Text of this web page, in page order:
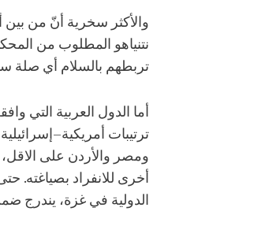
نتنياهو المطلوب من
تربطهم بالسلام أي صلة
أما الدول العربية
ترتيبات
ومصر والأردن على
أخرى للانفراد بصياغته.
الدولية في غزة، يندرج